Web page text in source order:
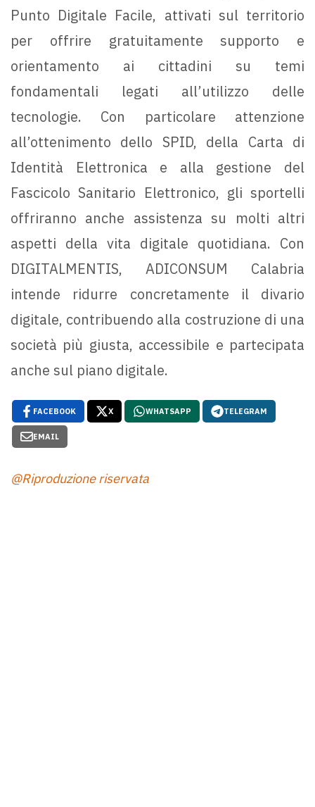
Punto Digitale Facile, attivati sul territorio
per offrire gratuitamente supporto e
orientamento ai cittadini su temi
fondamentali legati all’utilizzo delle
tecnologie. Con particolare attenzione
all’ottenimento dello SPID, della Carta di
Identità Elettronica e alla gestione del
Fascicolo Sanitario Elettronico, gli sportelli
offriranno anche assistenza su molti altri
aspetti della vita digitale quotidiana. Con
DIGITALMENTIS, ADICONSUM Calabria
intende ridurre concretamente il divario
digitale, contribuendo alla costruzione di una
società più giusta, accessibile e partecipata
anche sul piano digitale.
FACEBOOK X WHATSAPP TELEGRAM
EMAIL
@Riproduzione riservata